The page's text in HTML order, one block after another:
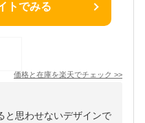
トでみる
価格と在庫を楽天でチェック >>
と思わせないデザインで